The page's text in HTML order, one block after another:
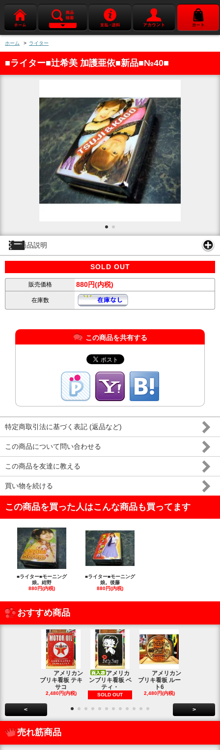
ホーム > ライター
■ライター■辻希美 加護亜依■新品■№40■
商品説明
SOLD OUT
販売価格 880円(内税)
在庫数
この商品を共有する
特定商取引法に基づく表記 (返品など)
この商品について問い合わせる
この商品を友達に教える
買い物を続ける
この商品を買った人はこんな商品も買ってます
■ライター■モーニング
娘。紺野
880円(内税)
■ライター■モーニング
娘。後藤
880円(内税)
おすすめ商品
アメリカン
ブリキ看板 テキ
サコ
2,480円(内税)
アメリカ
ンブリキ看板 ベ
ティ・
SOLD OUT
アメリカン
ブリキ看板 ルー
ト6
2,480円(内税)
< >
売れ筋商品